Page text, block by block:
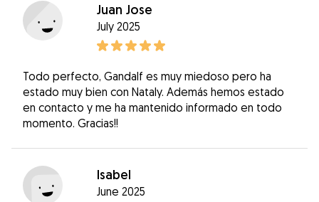
Juan Jose
July 2025
Todo perfecto, Gandalf es muy miedoso pero ha
estado muy bien con Nataly. Además hemos estado
en contacto y me ha mantenido informado en todo
momento. Gracias!!
Isabel
June 2025